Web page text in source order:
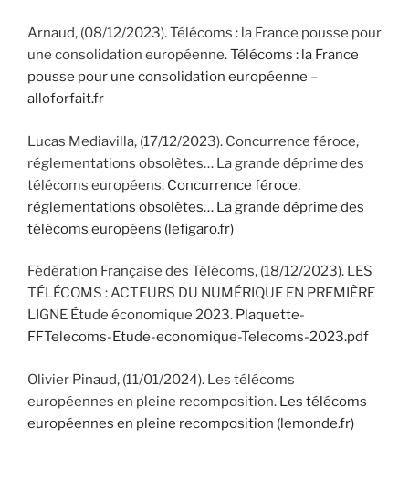
Arnaud, (08/12/2023). Télécoms : la France pousse pour
une consolidation européenne.Télécoms : la France
pousse pour une consolidation européenne –
alloforfait.fr
Lucas Mediavilla, (17/12/2023). Concurrence féroce,
réglementations obsolètes… La grande déprime des
télécoms européens. Concurrence féroce,
réglementations obsolètes… La grande déprime des
télécoms européens (lefigaro.fr)
Fédération Française des Télécoms, (18/12/2023). LES
TÉLÉCOMS : ACTEURS DU NUMÉRIQUE EN PREMIÈRE
LIGNE Étude économique 2023. Plaquette-
FFTelecoms-Etude-economique-Telecoms-2023.pdf
Olivier Pinaud, (11/01/2024). Les télécoms
européennes en pleine recomposition. Les télécoms
européennes en pleine recomposition (lemonde.fr)